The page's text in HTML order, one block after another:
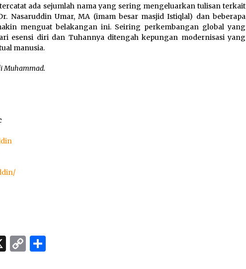
ada sejumlah nama yang sering mengeluarkan tulisan terkait
Nasaruddin Umar, MA (imam besar masjid Istiqlal) dan beberapa
menguat belakangan ini. Seiring perkembangan global yang
esensi diri dan Tuhannya ditengah kepungan modernisasi yang
manusia.
Muhammad.
X Copy